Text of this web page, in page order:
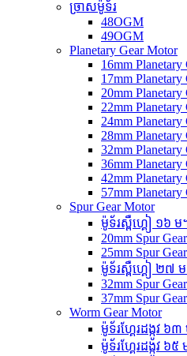
ច្រាសម៉ូទ័រ
48OGM
49OGM
Planetary Gear Motor
16mm
17mm
20mm
22mm
24mm
28mm
32mm Planetary
36mm Planetary
42mm Planetary
57mm
Spur Gear Motor
ម៉ូទ័រស្ពឺហ្គៀ ១៦ ម
20mm Spur
25mm Spur
ម៉ូទ័រស្ពឺហ្គៀ ២៧
32mm Spur
37mm Spur
Worm Gear Motor
ម៉ូទ័រហ្គែរដង្កូវ ៦៣
ម៉ូទ័រហ្គែរដង្កូវ ៦៥